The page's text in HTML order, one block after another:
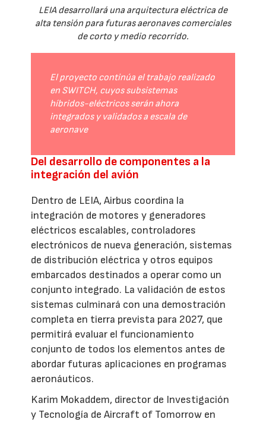
LEIA desarrollará una arquitectura eléctrica de
alta tensión para futuras aeronaves comerciales
de corto y medio recorrido.
El proyecto continúa el trabajo realizado
en SWITCH, cuyos subsistemas
híbridos-eléctricos serán ahora
integrados y validados a escala de
aeronave
Del desarrollo de componentes a la
integración del avión
Dentro de LEIA, Airbus coordina la
integración de motores y generadores
eléctricos escalables, controladores
electrónicos de nueva generación, sistemas
de distribución eléctrica y otros equipos
embarcados destinados a operar como un
conjunto integrado. La validación de estos
sistemas culminará con una demostración
completa en tierra prevista para 2027, que
permitirá evaluar el funcionamiento
conjunto de todos los elementos antes de
abordar futuras aplicaciones en programas
aeronáuticos.
Karim Mokaddem, director de Investigación
y Tecnología de Aircraft of Tomorrow en